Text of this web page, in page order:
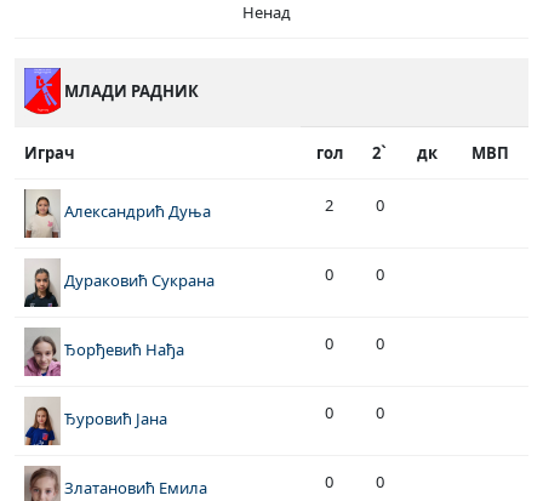
Ненад
МЛАДИ РАДНИК
Играч гол 2` дк МВП
Александрић Дуња 2 0
Дураковић Сукрана 0 0
Ђорђевић Нађа 0 0
Ђуровић Јана 0 0
Златановић Емила 0 0